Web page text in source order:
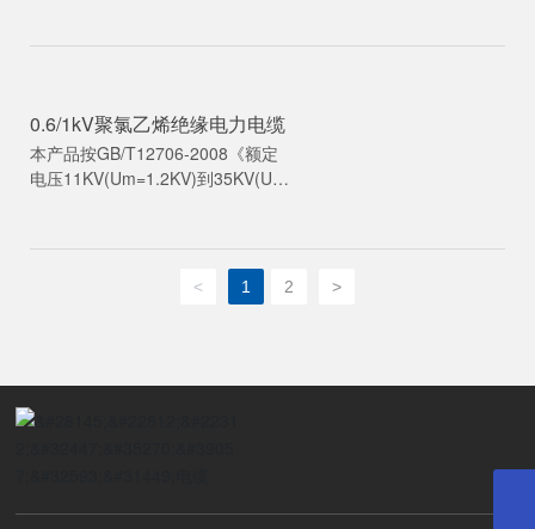
0.6/1kV聚氯乙烯绝缘电力电缆
本产品按GB/T12706-2008《额定
电压11KV(Um=1.2KV)到35KV(Um
据用户需要按国际电工委员会推 荐
标准IEC、英国标
准、德国标准及美国标准生
< 1 2 >
18057195879